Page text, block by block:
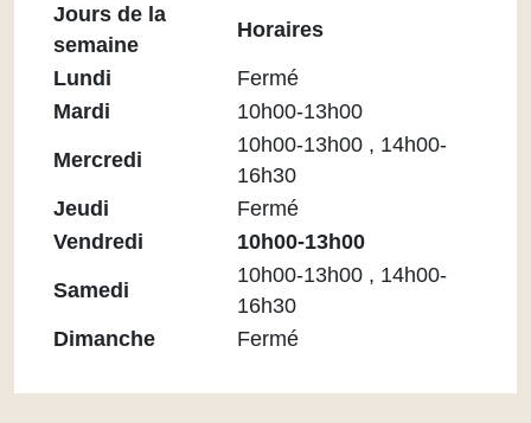
Horaires
Médiathèque
Jours de la
semaine
Horaires
Lundi
Fermé
Mardi
10h00-13h00
Mercredi
10h00-13h00 , 14h00-
16h30
Jeudi
Fermé
Vendredi
10h00-13h00
Samedi
10h00-13h00 , 14h00-
16h30
Dimanche
Fermé